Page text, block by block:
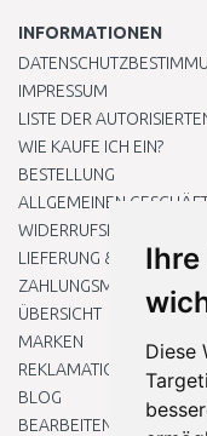
Diese
INFORMATIONEN
IMPRESSUM
LISTE DER
WIE KAUFE ICH EIN?
BESTELLUNG
ALLGEMEINEN
WIDERRUFSRECHT
LIEFERUNG & ZAHLUNG
ZAHLUNGSMETHODEN
ÜBERSICHT
MARKEN
REKLAMATIONEN UND
BLOG
BEARBEITEN SIE MEINE